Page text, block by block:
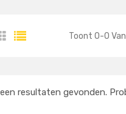
Toont 0-0 Van
resultaten gevonden.